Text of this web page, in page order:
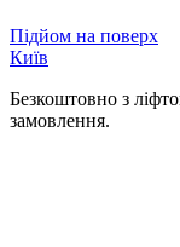
Підйом на поверх
Київ
Безкоштовно з
замовлення.